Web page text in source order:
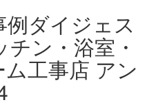
ダイジェス
チン・浴室・
工事店 アン